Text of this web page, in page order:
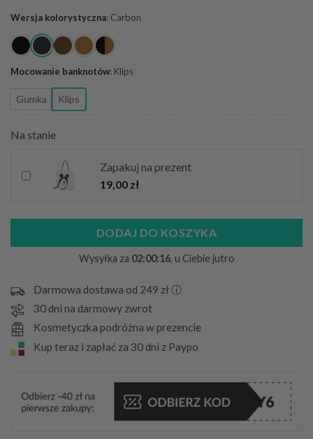
Wersja kolorystyczna: Carbon
Mocowanie banknotów: Klips
Gumka Klips
Na stanie
Zapakuj na prezent
19,00 zł
DODAJ DO KOSZYKA
Wysyłka za 02:00:14, u Ciebie jutro
Darmowa dostawa od 249 zł ⓘ
30 dni na darmowy zwrot
Kosmetyczka podróżna w prezencie
Kup teraz i zapłać za 30 dni z Paypo